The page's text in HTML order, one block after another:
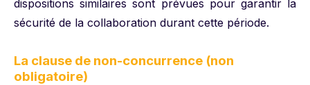
dispositions similaires sont prévues pour garantir la
sécurité de la collaboration durant cette période.
La clause de non-concurrence (non
obligatoire)